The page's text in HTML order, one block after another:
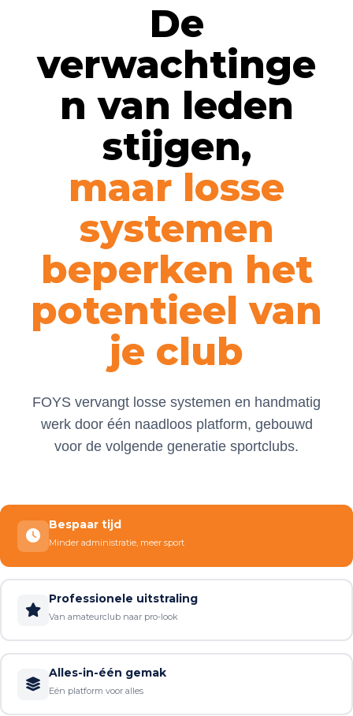
De
verwachtinge
n van leden
stijgen,
maar losse
systemen
beperken het
potentieel van
je club
FOYS vervangt losse systemen en handmatig
werk door één naadloos platform, gebouwd
voor de volgende generatie sportclubs.
Bespaar tijd
Minder administratie, meer sport
Professionele uitstraling
Van amateurclub naar pro-look
Alles-in-één gemak
Eén platform voor alles